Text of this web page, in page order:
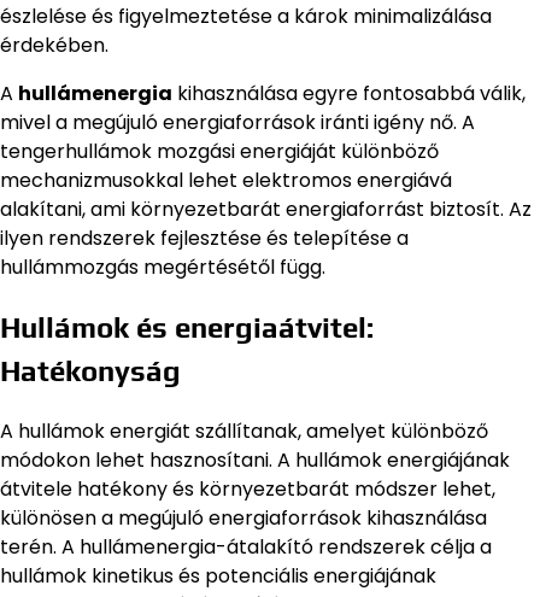
észlelése és figyelmeztetése a károk minimalizálása
érdekében.
A hullámenergia kihasználása egyre fontosabbá válik,
mivel a megújuló energiaforrások iránti igény nő. A
tengerhullámok mozgási energiáját különböző
mechanizmusokkal lehet elektromos energiává
alakítani, ami környezetbarát energiaforrást biztosít. Az
ilyen rendszerek fejlesztése és telepítése a
hullámmozgás megértésétől függ.
Hullámok és energiaátvitel:
Hatékonyság
A hullámok energiát szállítanak, amelyet különböző
módokon lehet hasznosítani. A hullámok energiájának
átvitele hatékony és környezetbarát módszer lehet,
különösen a megújuló energiaforrások kihasználása
terén. A hullámenergia-átalakító rendszerek célja a
hullámok kinetikus és potenciális energiájának